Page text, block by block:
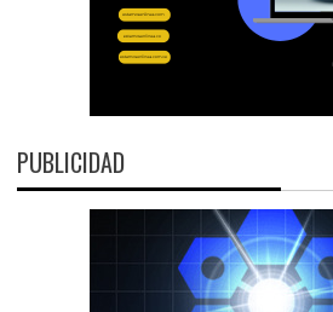
PUBLICIDAD